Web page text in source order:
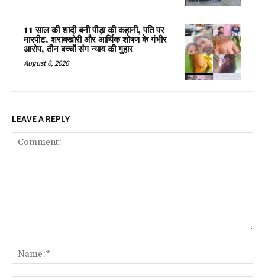
11 साल की शादी बनी पीड़ा की कहानी, पति पर
मारपीट, शराबखोरी और आर्थिक शोषण के गंभीर
आरोप, तीन बच्चों संग न्याय की गुहार
August 6, 2026
LEAVE A REPLY